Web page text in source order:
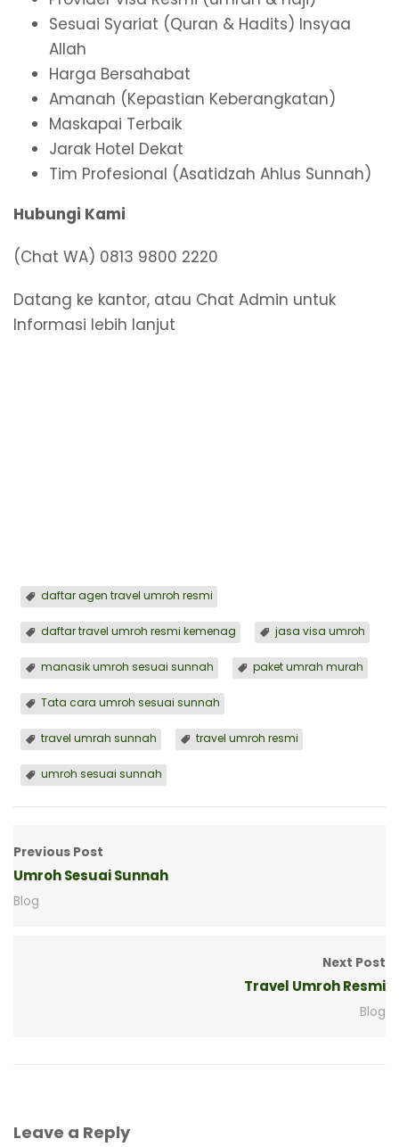
Sesuai Syariat (Quran & Hadits) Insyaa
Allah
Harga Bersahabat
Amanah (Kepastian Keberangkatan)
Maskapai Terbaik
Jarak Hotel Dekat
Tim Profesional (Asatidzah Ahlus Sunnah)
Hubungi Kami
(Chat WA) 0813 9800 2220
Datang ke kantor, atau Chat Admin untuk
Informasi lebih lanjut
⁠daftar agen travel umroh resmi
daftar travel umroh resmi kemenag jasa visa umroh
manasik umroh sesuai sunnah paket umrah murah
Tata cara umroh sesuai sunnah
travel umrah sunnah travel umroh resmi
umroh sesuai sunnah
Previous Post
Umroh Sesuai Sunnah
Blog
Next Post
Travel Umroh Resmi
Blog
Leave a Reply